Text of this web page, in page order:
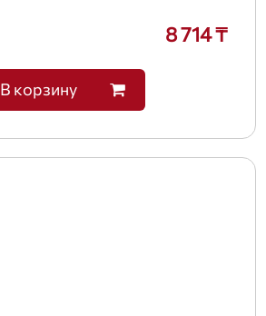
8 714 ₸
В корзину